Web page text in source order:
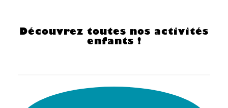
Découvrez toutes nos activités
enfants !